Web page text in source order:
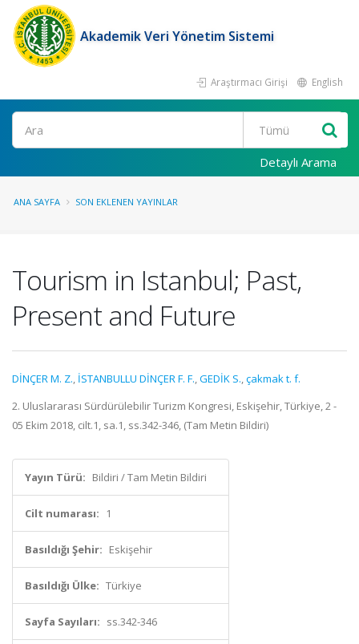
Akademik Veri Yönetim Sistemi
Araştırmacı Girişi English
Ara
Detaylı Arama
ANA SAYFA SON EKLENEN YAYINLAR
Tourism in Istanbul; Past,
Present and Future
DİNÇER M. Z., İSTANBULLU DİNÇER F. F.,GEDİK S.,çakmak t. f.
2. Uluslararası Sürdürülebilir Turizm Kongresi, Eskişehir, Türkiye, 2 -
05 Ekim 2018, cilt.1, sa.1, ss.342-346, (Tam Metin Bildiri)
Yayın Türü: Bildiri / Tam Metin Bildiri
Cilt numarası: 1
Basıldığı Şehir: Eskişehir
Basıldığı Ülke: Türkiye
Sayfa Sayıları: ss.342-346